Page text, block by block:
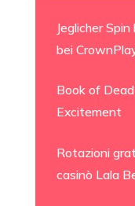
Jeglicher
bei
Book of
Excitement
Rotazioni
casinò Lala